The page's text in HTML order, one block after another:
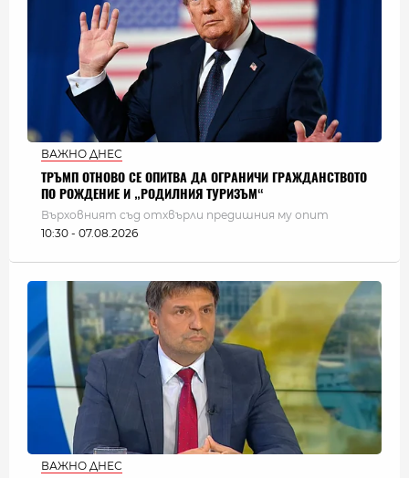
ВАЖНО ДНЕС
ТРЪМП ОТНОВО СЕ ОПИТВА ДА ОГРАНИЧИ ГРАЖДАНСТВОТО
ПО РОЖДЕНИЕ И „РОДИЛНИЯ ТУРИЗЪМ“
Върховният съд отхвърли предишния му опит
10:30 - 07.08.2026
ВАЖНО ДНЕС